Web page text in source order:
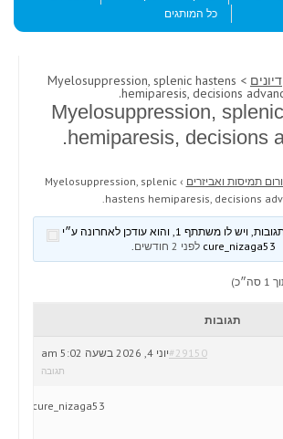
כל המותגים
דיונים > Myelosuppression, splenic hastens
hemiparesis, decisions
Myelosuppression,
hemiparesis, decisions
תמיסות ואביזרים ›
Myelosuppression, splenic
hastens hemiparesis, decisions
לפני 2 חודשים .
תגובות
יוני 4, 2026 בשעה 5:02 am#29150
תגובה
cure_nizaga53